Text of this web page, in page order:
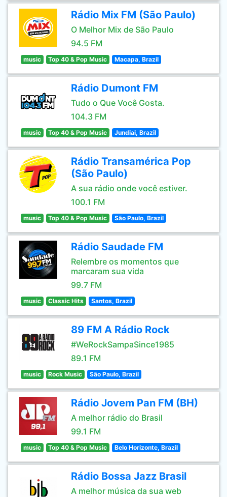
Rádio Mix FM (São Paulo)
O Melhor Mix de São Paulo
94.5 FM
music Top 40 & Pop Music Macapa, Brazil
Rádio Dumont FM
Tudo o Que Você Gosta.
104.3 FM
music Top 40 & Pop Music Jundiai, Brazil
Rádio Transamérica Pop
(São Paulo)
A sua rádio onde você estiver.
100.1 FM
music Top 40 & Pop Music São Paulo, Brazil
Rádio Saudade FM
Relembre os momentos que
marcaram sua vida
99.7 FM
music Classic Hits Santos, Brazil
89 FM A Rádio Rock
#WeRockSampaSince1985
89.1 FM
music Rock Music São Paulo, Brazil
Rádio Jovem Pan FM (BH)
A melhor rádio do Brasil
99.1 FM
music Top 40 & Pop Music Belo Horizonte, Brazil
Rádio Bossa Jazz Brasil
A melhor música da sua web